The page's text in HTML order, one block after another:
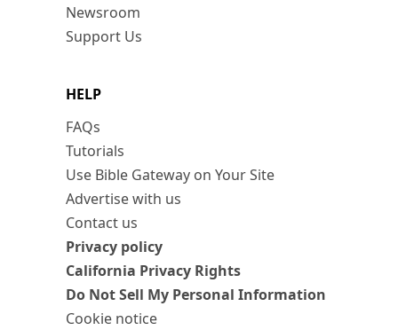
Newsroom
Support Us
HELP
FAQs
Tutorials
Use Bible Gateway on Your Site
Advertise with us
Contact us
Privacy policy
California Privacy Rights
Do Not Sell My Personal Information
Cookie notice